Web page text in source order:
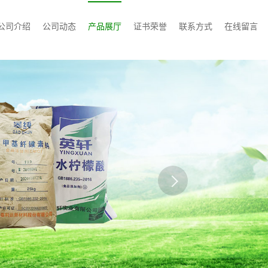
司介绍 公司动态 产品展厅 证书荣誉 联系方式 在线留言